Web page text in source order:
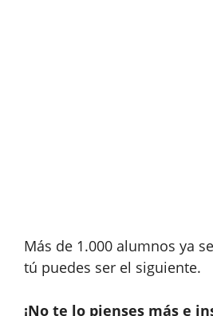
Más de 1.000 alumnos ya
tú puedes ser el siguiente.
¡No te lo pienses más e